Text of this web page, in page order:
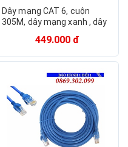
Dây mạng CAT 6, cuộn
305M, dây mạng xanh , dây
449.000 đ